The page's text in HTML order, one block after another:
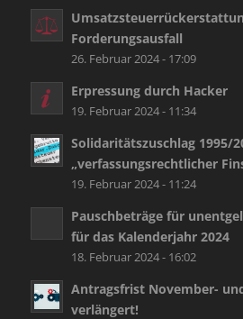
Forderungsausfall
26. Februar 2024 - 17:09
Erpressung durch Hacker
19. Februar 2024 - 11:34
Solidaritätszuschlag 1995/
„verfassungsrechtlicher
19. Februar 2024 - 11:24
Pauschbeträge für
für das Kalenderjahr 2024
18. Februar 2024 - 16:02
Antragsfrist November-
verlängert!